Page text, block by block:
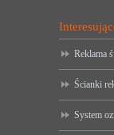
Reklama
Ścianki
System